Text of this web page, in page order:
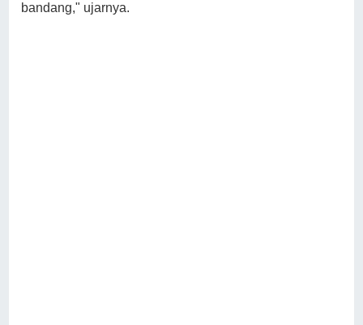
bandang," ujarnya.